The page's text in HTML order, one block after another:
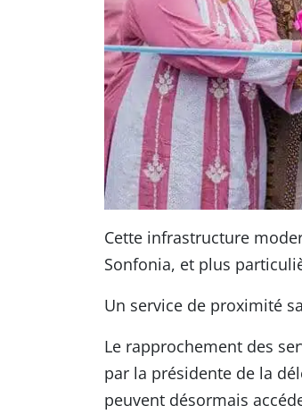
Cette infrastructure
Sonfonia, et plus
Un service de proximité
Le rapprochement des
par la présidente de la
peuvent désormais